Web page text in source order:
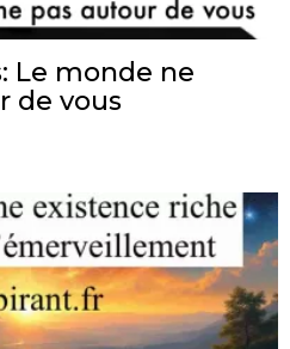
Le monde ne
de vous